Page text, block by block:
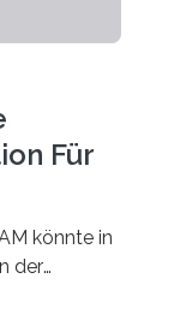
Für
könnte in
der